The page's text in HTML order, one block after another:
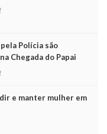
Polícia são
Chegada do Papai
e manter mulher em